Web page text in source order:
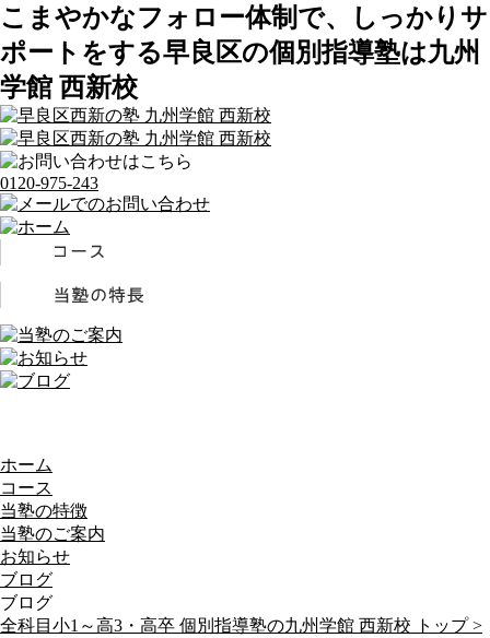
こまやかなフォロー体制で、しっかりサ
ポートをする早良区の個別指導塾は九州
学館 西新校
0120-975-243
ホーム
コース
当塾の特徴
当塾のご案内
お知らせ
ブログ
ブログ
全科目小1～高3・高卒 個別指導塾の九州学館 西新校 トップ >